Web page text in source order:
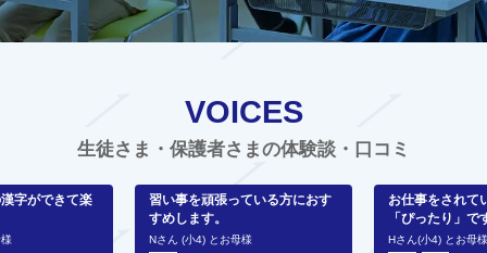
VOICES
生徒さま・保護者さまの体験談・口コミ
字ができて楽
習い事を頑張っている方におす
すめします。
Nさん (小4) とお母様
お仕事をされて
「ぴったり」で
Hさん(小4) とお母